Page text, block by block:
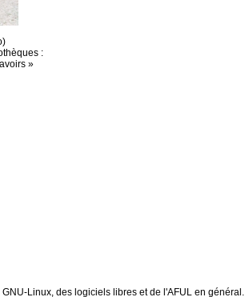
:
»
Linux, des logiciels libres et de l'AFUL en général.